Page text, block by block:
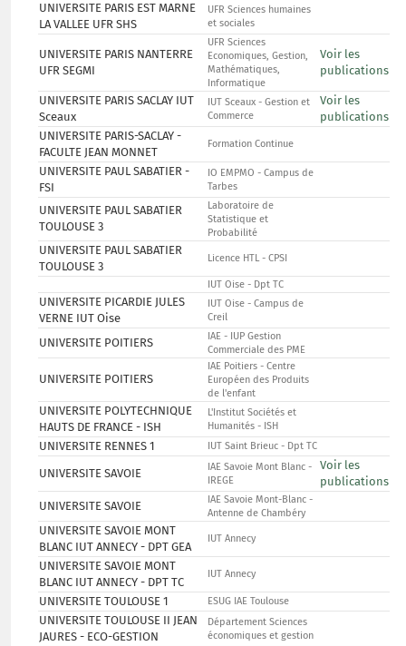
UNIVERSITE PARIS EST MARNE
LA VALLEE UFR SHS
UFR Sciences humaines
et sociales
UNIVERSITE PARIS NANTERRE
UFR SEGMI
UFR Sciences
Economiques, Gestion,
Mathématiques,
Informatique
Voir les
publications
UNIVERSITE PARIS SACLAY IUT
Sceaux
IUT Sceaux - Gestion et
Commerce
Voir les
publications
UNIVERSITE PARIS-SACLAY -
FACULTE JEAN MONNET
Formation Continue
UNIVERSITE PAUL SABATIER -
FSI
IO EMPMO - Campus de
Tarbes
UNIVERSITE PAUL SABATIER
TOULOUSE 3
Laboratoire de
Statistique et
Probabilité
UNIVERSITE PAUL SABATIER
TOULOUSE 3
Licence HTL - CPSI
IUT Oise - Dpt TC
UNIVERSITE PICARDIE JULES
VERNE IUT Oise
IUT Oise - Campus de
Creil
UNIVERSITE POITIERS
IAE - IUP Gestion
Commerciale des PME
UNIVERSITE POITIERS
IAE Poitiers - Centre
Européen des Produits
de l'enfant
UNIVERSITE POLYTECHNIQUE
HAUTS DE FRANCE - ISH
L'Institut Sociétés et
Humanités - ISH
UNIVERSITE RENNES 1 IUT Saint Brieuc - Dpt TC
UNIVERSITE SAVOIE
IAE Savoie Mont Blanc -
IREGE
Voir les
publications
UNIVERSITE SAVOIE
IAE Savoie Mont-Blanc -
Antenne de Chambéry
UNIVERSITE SAVOIE MONT
BLANC IUT ANNECY - DPT GEA
IUT Annecy
UNIVERSITE SAVOIE MONT
BLANC IUT ANNECY - DPT TC
IUT Annecy
UNIVERSITE TOULOUSE 1 ESUG IAE Toulouse
UNIVERSITE TOULOUSE II JEAN
JAURES - ECO-GESTION
Département Sciences
économiques et gestion